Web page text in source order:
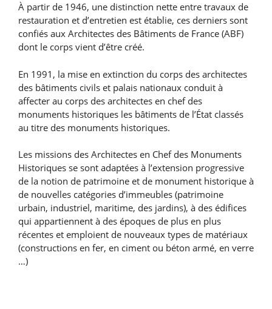
À partir de 1946, une distinction nette entre travaux de
restauration et d’entretien est établie, ces derniers sont
confiés aux Architectes des Bâtiments de France (ABF)
dont le corps vient d’être créé.
En 1991, la mise en extinction du corps des architectes
des bâtiments civils et palais nationaux conduit à
affecter au corps des architectes en chef des
monuments historiques les bâtiments de l’État classés
au titre des monuments historiques.
Les missions des Architectes en Chef des Monuments
Historiques se sont adaptées à l’extension progressive
de la notion de patrimoine et de monument historique à
de nouvelles catégories d’immeubles (patrimoine
urbain, industriel, maritime, des jardins), à des édifices
qui appartiennent à des époques de plus en plus
récentes et emploient de nouveaux types de matériaux
(constructions en fer, en ciment ou béton armé, en verre
…)